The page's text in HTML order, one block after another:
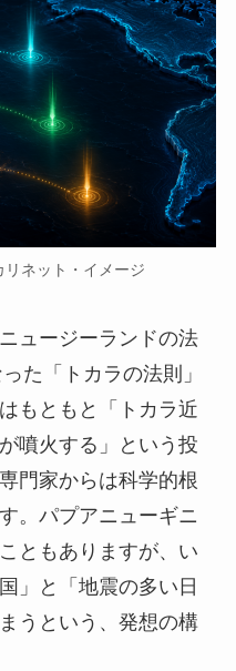
ネット・イメージ
ュージーランドの法
た「トカラの法則」
もともと「トカラ近
噴火する」という投
門家からは科学的根
。パプアニューギニ
ともありますが、い
」と「地震の多い日
うという、発想の構